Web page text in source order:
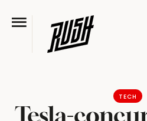
TECH
Tesla-